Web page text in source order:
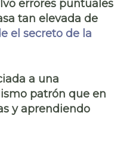
errores puntuales
tan elevada de
el secreto de la
a una
patrón que en
y aprendiendo